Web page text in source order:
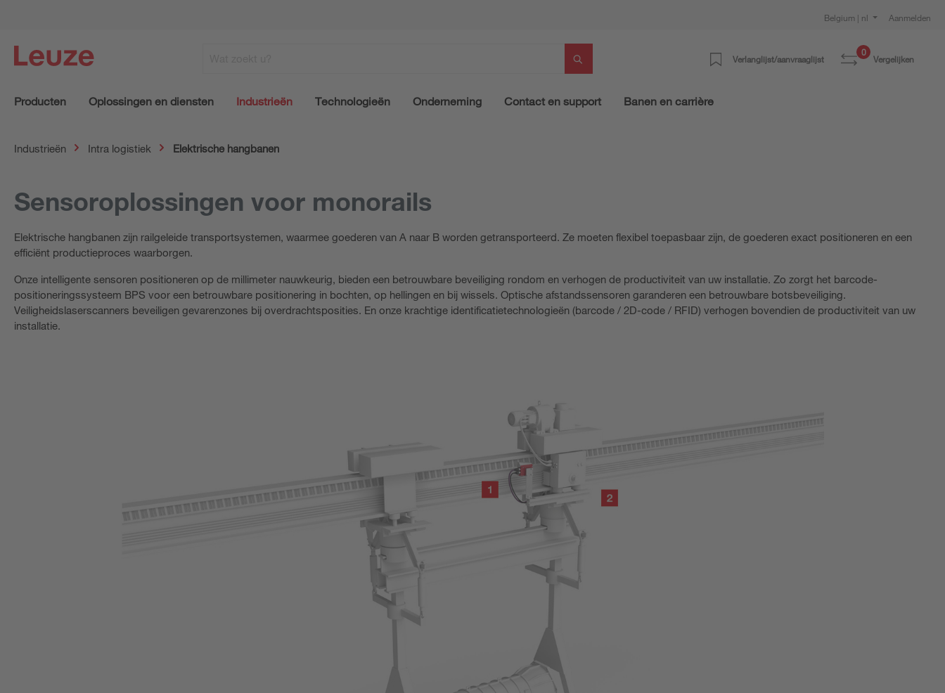
Belgium | nl Aanmelden
Verlanglijst/aanvraaglijst
0
Vergelijken
Producten Oplossingen en diensten Industrieën Technologieën Onderneming Contact en support Banen en carrière
Industrieën Intra logistiek Elektrische hangbanen
Sensoroplossingen voor monorails
Elektrische hangbanen zijn railgeleide transportsystemen, waarmee goederen van A naar B worden getransporteerd. Ze moeten flexibel toepasbaar zijn, de goederen exact positioneren en een
efficiënt productieproces waarborgen.
Onze intelligente sensoren positioneren op de millimeter nauwkeurig, bieden een betrouwbare beveiliging rondom en verhogen de productiviteit van uw installatie. Zo zorgt het barcode-
positioneringssysteem BPS voor een betrouwbare positionering in bochten, op hellingen en bij wissels. Optische afstandssensoren garanderen een betrouwbare botsbeveiliging.
Veiligheidslaserscanners beveiligen gevarenzones bij overdrachtsposities. En onze krachtige identificatietechnologieën (barcode / 2D-code / RFID) verhogen bovendien de productiviteit van uw
installatie.